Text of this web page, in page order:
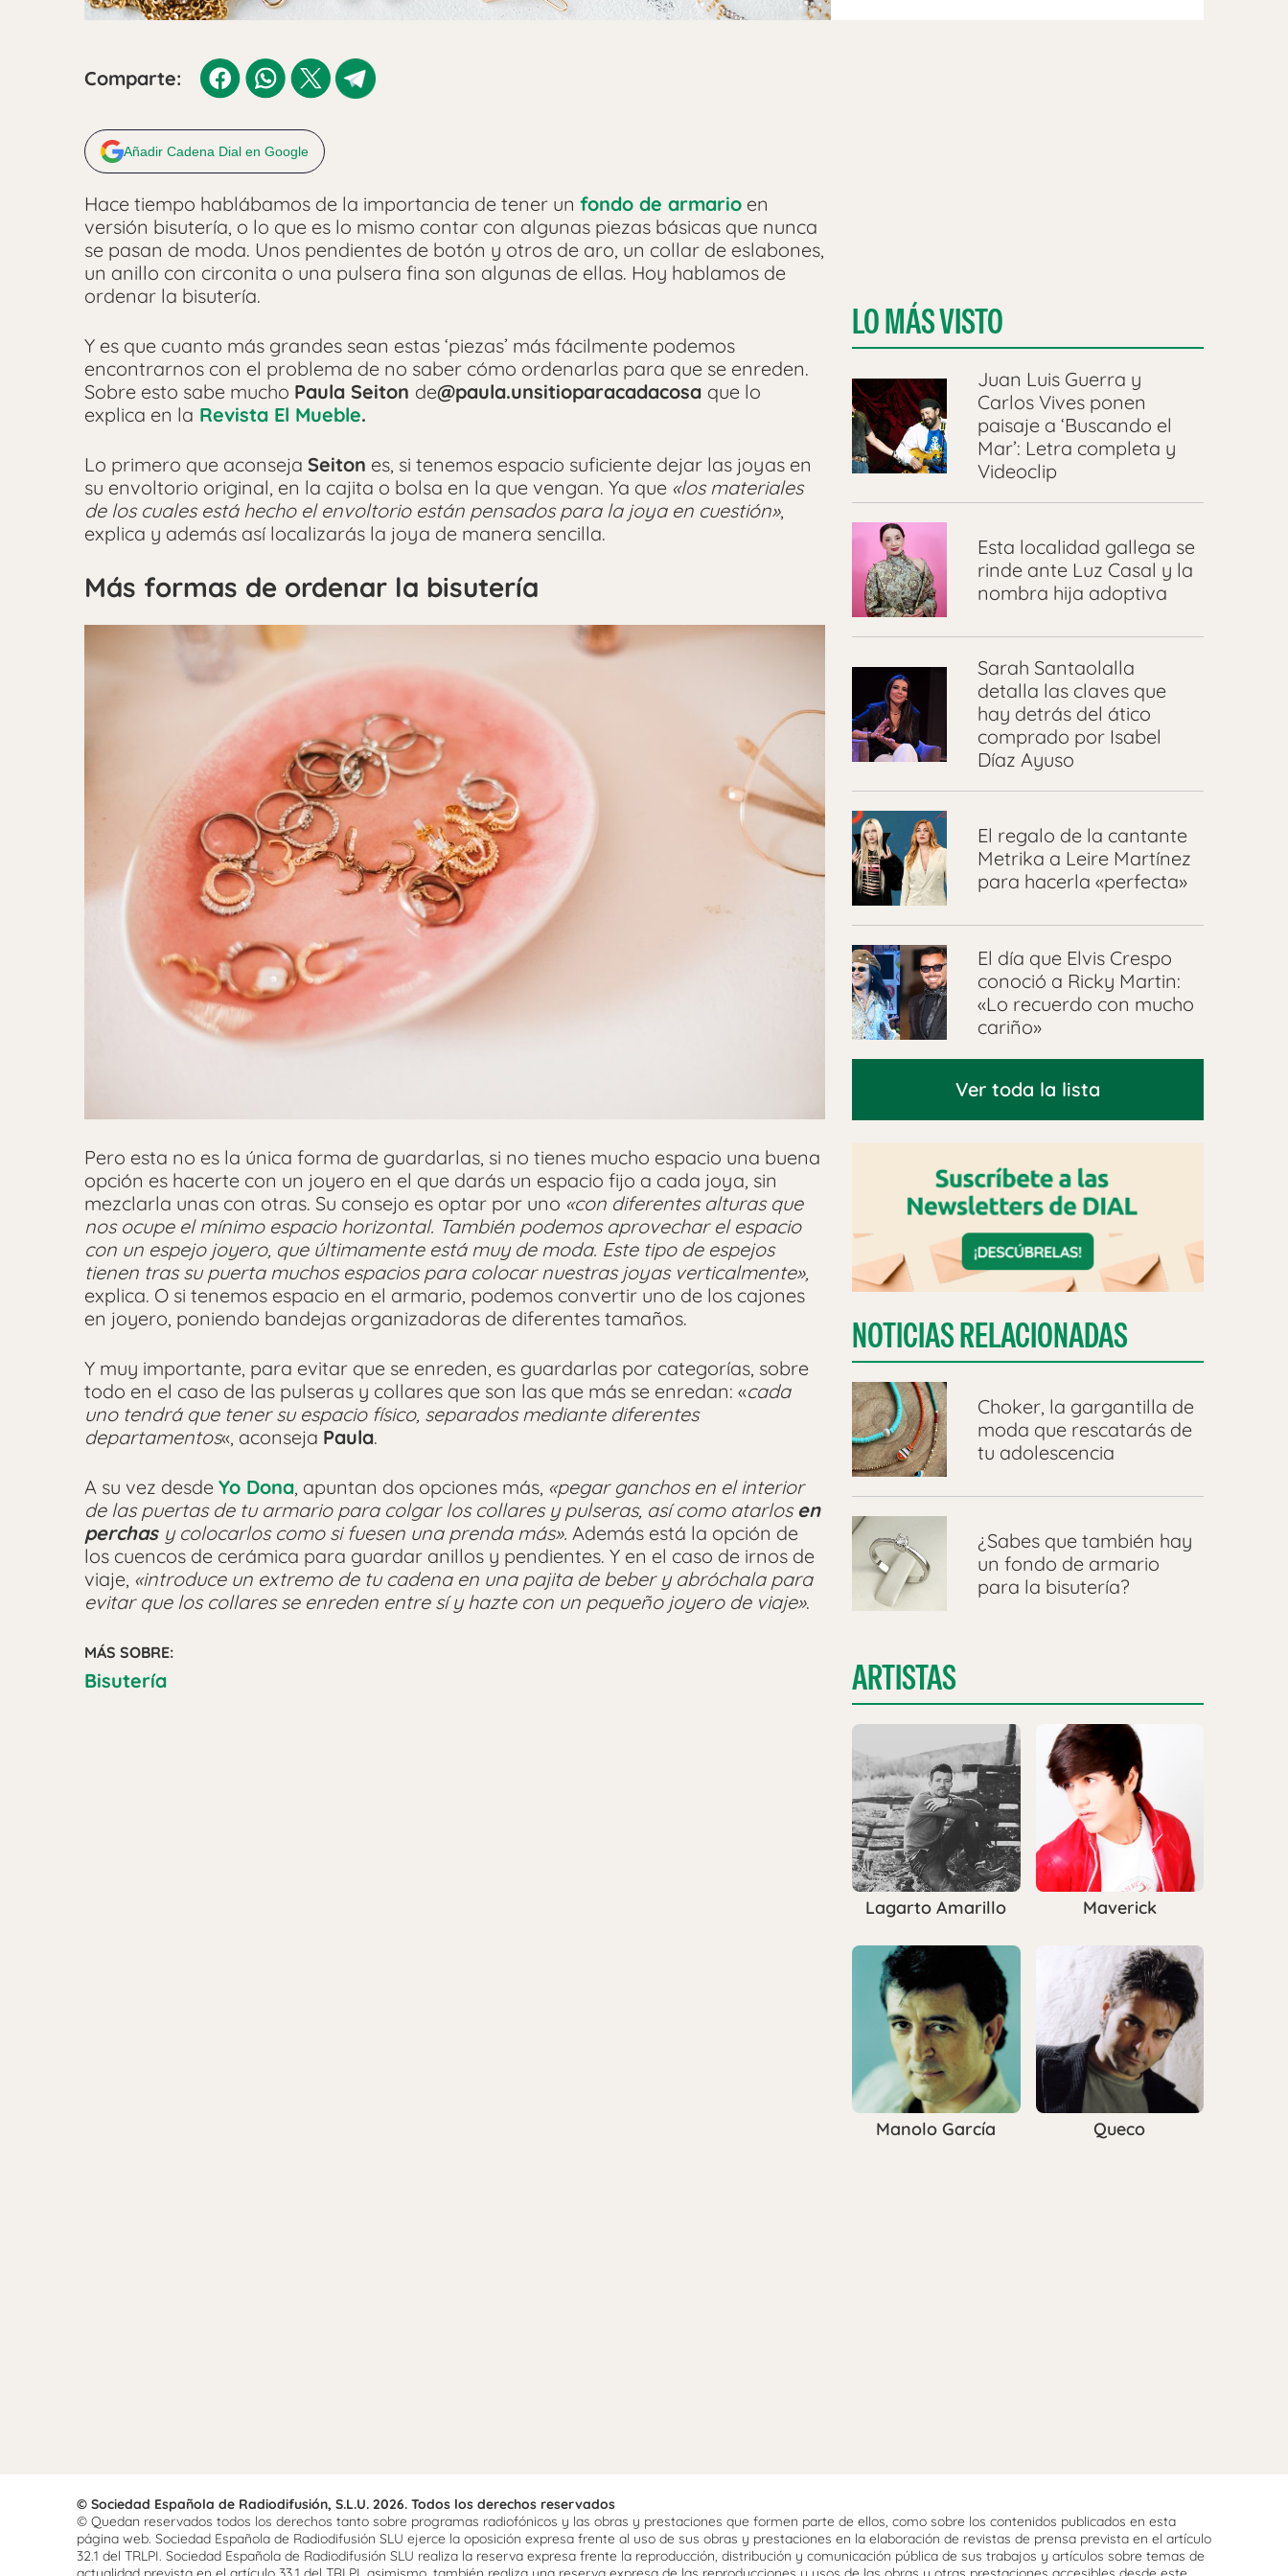
Comparte:
Añadir Cadena Dial en Google
Hace tiempo hablábamos de la importancia de tener un fondo de armario en
versión bisutería, o lo que es lo mismo contar con algunas piezas básicas que nunca
se pasan de moda. Unos pendientes de botón y otros de aro, un collar de eslabones,
un anillo con circonita o una pulsera fina son algunas de ellas. Hoy hablamos de
ordenar la bisutería.
Y es que cuanto más grandes sean estas ‘piezas’ más fácilmente podemos
encontrarnos con el problema de no saber cómo ordenarlas para que se enreden.
Sobre esto sabe mucho Paula Seiton de@paula.unsitioparacadacosa que lo
explica en la Revista El Mueble.
Lo primero que aconseja Seiton es, si tenemos espacio suficiente dejar las joyas en
su envoltorio original, en la cajita o bolsa en la que vengan. Ya que «los materiales
de los cuales está hecho el envoltorio están pensados para la joya en cuestión»,
explica y además así localizarás la joya de manera sencilla.
Más formas de ordenar la bisutería
Pero esta no es la única forma de guardarlas, si no tienes mucho espacio una buena
opción es hacerte con un joyero en el que darás un espacio fijo a cada joya, sin
mezclarla unas con otras. Su consejo es optar por uno «con diferentes alturas que
nos ocupe el mínimo espacio horizontal. También podemos aprovechar el espacio
con un espejo joyero, que últimamente está muy de moda. Este tipo de espejos
tienen tras su puerta muchos espacios para colocar nuestras joyas verticalmente»,
explica. O si tenemos espacio en el armario, podemos convertir uno de los cajones
en joyero, poniendo bandejas organizadoras de diferentes tamaños.
Y muy importante, para evitar que se enreden, es guardarlas por categorías, sobre
todo en el caso de las pulseras y collares que son las que más se enredan: «cada
uno tendrá que tener su espacio físico, separados mediante diferentes
departamentos«, aconseja Paula.
A su vez desde Yo Dona, apuntan dos opciones más, «pegar ganchos en el interior
de las puertas de tu armario para colgar los collares y pulseras, así como atarlosen
perchas y colocarlos como si fuesen una prenda más». Además está la opción de
los cuencos de cerámica para guardar anillos y pendientes. Y en el caso de irnos de
viaje, «introduce un extremo de tu cadena en una pajita de beber y abróchala para
evitar que los collares se enreden entre sí y hazte con un pequeño joyero de viaje».
MÁS SOBRE:
Bisutería
LO MÁS VISTO
Juan Luis Guerra y
Carlos Vives ponen
paisaje a ‘Buscando el
Mar’: Letra completa y
Videoclip
Esta localidad gallega se
rinde ante Luz Casal y la
nombra hija adoptiva
Sarah Santaolalla
detalla las claves que
hay detrás del ático
comprado por Isabel
Díaz Ayuso
El regalo de la cantante
Metrika a Leire Martínez
para hacerla «perfecta»
El día que Elvis Crespo
conoció a Ricky Martin:
«Lo recuerdo con mucho
cariño»
Ver toda la lista
NOTICIAS RELACIONADAS
Choker, la gargantilla de
moda que rescatarás de
tu adolescencia
¿Sabes que también hay
un fondo de armario
para la bisutería?
ARTISTAS
Lagarto Amarillo Maverick
Manolo García Queco
© Sociedad Española de Radiodifusión, S.L.U. 2026. Todos los derechos reservados
© Quedan reservados todos los derechos tanto sobre programas radiofónicos y las obras y prestaciones que formen parte de ellos, como sobre los contenidos publicados en esta
página web. Sociedad Española de Radiodifusión SLU ejerce la oposición expresa frente al uso de sus obras y prestaciones en la elaboración de revistas de prensa prevista en el artículo
32.1 del TRLPI. Sociedad Española de Radiodifusión SLU realiza la reserva expresa frente la reproducción, distribución y comunicación pública de sus trabajos y artículos sobre temas de